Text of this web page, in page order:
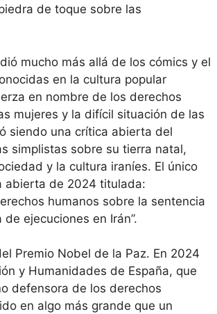
de toque sobre las
mucho más allá de los cómics y el
en la cultura popular
en nombre de los derechos
mujeres y la difícil situación de las
siendo una crítica abierta del
simplistas sobre su tierra natal,
y la cultura iraníes. El único
abierta de 2024 titulada:
humanos sobre la sentencia
ejecuciones en Irán”.
Premio Nobel de la Paz. En 2024
y Humanidades de España, que
defensora de los derechos
en algo más grande que un